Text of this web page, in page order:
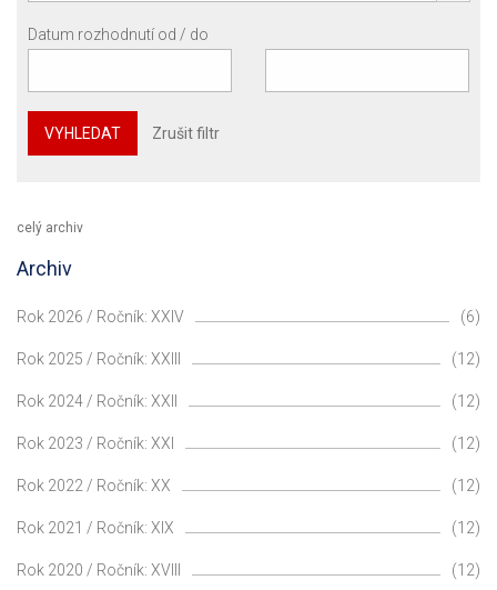
Datum rozhodnutí od / do
VYHLEDAT Zrušit filtr
celý archiv
Archiv
Rok 2026 / Ročník: XXIV (6)
Rok 2025 / Ročník: XXIII (12)
Rok 2024 / Ročník: XXII (12)
Rok 2023 / Ročník: XXI (12)
Rok 2022 / Ročník: XX (12)
Rok 2021 / Ročník: XIX (12)
Rok 2020 / Ročník: XVIII (12)